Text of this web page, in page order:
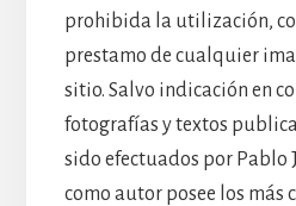
prohibida la utilización,
prestamo de cualquier
sitio. Salvo indicación en
fotografías y textos
sido efectuados por Pablo
como autor posee los más